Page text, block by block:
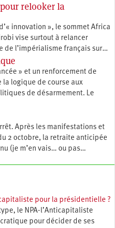
relooker la
innovation », le sommet Africa
vise surtout à relancer
de l’impérialisme français sur…
» et un renforcement de
la logique de course aux
de désarmement. Le
Après les manifestations et
2 octobre, la retraite anticipée
(je m’en vais… ou pas…
pour la présidentielle ?
le NPA-l’Anticapitaliste
pour décider de ses